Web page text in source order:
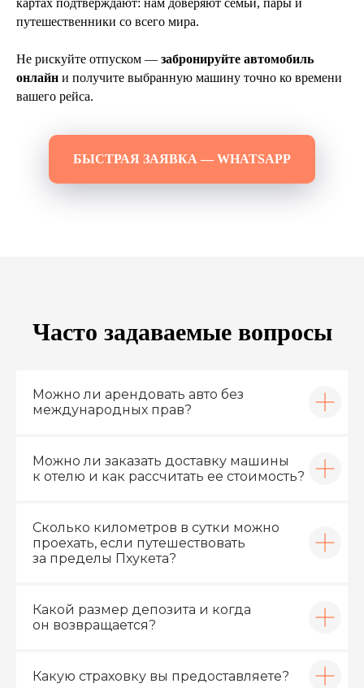
картах подтверждают: нам доверяют семьи, пары и
путешественники со всего мира.
Не рискуйте отпуском — забронируйте автомобиль
онлайн и получите выбранную машину точно ко времени
вашего рейса.
БЫСТРАЯ ЗАЯВКА — WHATSAPP
Часто задаваемые вопросы
Можно ли арендовать авто без
международных прав?
Можно ли заказать доставку машины
к отелю и как рассчитать ее стоимость?
Сколько километров в сутки можно
проехать, если путешествовать
за пределы Пхукета?
Какой размер депозита и когда
он возвращается?
Какую страховку вы предоставляете?
ПАРК АВТОМОБИЛЕЙ
О КОМПАНИИ
КОНТАКТЫ
ГРУППА КОМПАНИЙ ИНТЕГРА
УСЛОВИЯ АРЕНДЫ
ДОГОВОР АРЕНДЫ